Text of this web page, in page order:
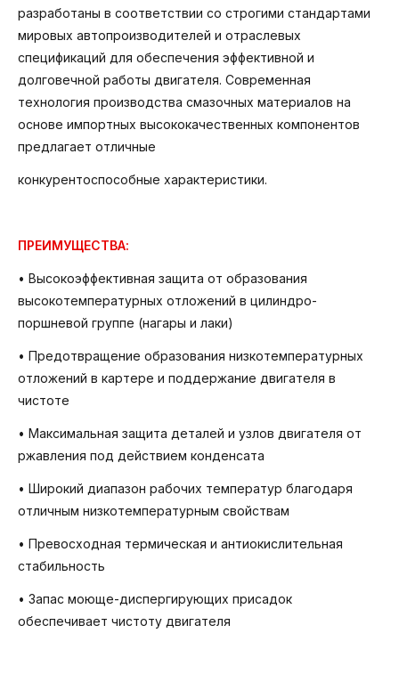
разработаны в соответствии со строгими стандартами
мировых автопроизводителей и отраслевых
спецификаций для обеспечения эффективной и
долговечной работы двигателя. Современная
технология производства смазочных материалов на
основе импортных высококачественных компонентов
предлагает отличные
конкурентоспособные характеристики.
ПРЕИМУЩЕСТВА:
• Высокоэффективная защита от образования
высокотемпературных отложений в цилиндро-
поршневой группе (нагары и лаки)
• Предотвращение образования низкотемпературных
отложений в картере и поддержание двигателя в
чистоте
• Максимальная защита деталей и узлов двигателя от
ржавления под действием конденсата
• Широкий диапазон рабочих температур благодаря
отличным низкотемпературным свойствам
• Превосходная термическая и антиокислительная
стабильность
• Запас моюще-диспергирующих присадок
обеспечивает чистоту двигателя